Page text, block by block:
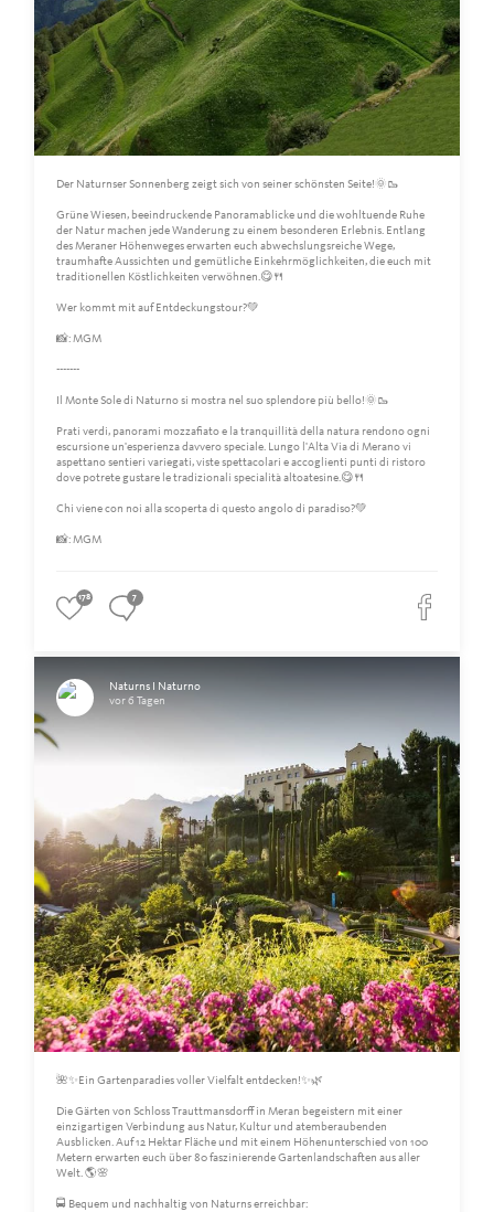
Der Naturnser Sonnenberg zeigt sich von seiner schönsten Seite!🌞🥾
Grüne Wiesen, beeindruckende Panoramablicke und die wohltuende Ruhe
der Natur machen jede Wanderung zu einem besonderen Erlebnis. Entlang
des Meraner Höhenweges erwarten euch abwechslungsreiche Wege,
traumhafte Aussichten und gemütliche Einkehrmöglichkeiten, die euch mit
traditionellen Köstlichkeiten verwöhnen.😋🍴
Wer kommt mit auf Entdeckungstour?💚
📸: MGM
-------
Il Monte Sole di Naturno si mostra nel suo splendore più bello!🌞🥾
Prati verdi, panorami mozzafiato e la tranquillità della natura rendono ogni
escursione un'esperienza davvero speciale. Lungo l'Alta Via di Merano vi
aspettano sentieri variegati, viste spettacolari e accoglienti punti di ristoro
dove potrete gustare le tradizionali specialità altoatesine.😋🍴
Chi viene con noi alla scoperta di questo angolo di paradiso?💚
📸: MGM
178 7
Naturns I Naturno
vor 6 Tagen
🌺✨Ein Gartenparadies voller Vielfalt entdecken!✨🌿
Die Gärten von Schloss Trauttmansdorff in Meran begeistern mit einer
einzigartigen Verbindung aus Natur, Kultur und atemberaubenden
Ausblicken. Auf 12 Hektar Fläche und mit einem Höhenunterschied von 100
Metern erwarten euch über 80 faszinierende Gartenlandschaften aus aller
Welt. 🌎🌸
🚍 Bequem und nachhaltig von Naturns erreichbar: